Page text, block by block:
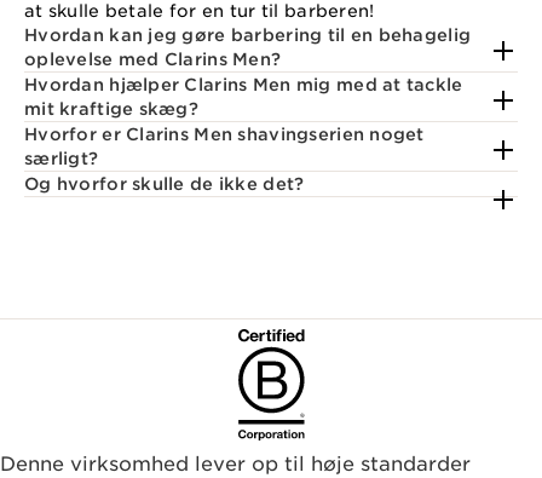
at skulle betale for en tur til barberen!
Hvordan kan jeg gøre barbering til en behagelig
oplevelse med Clarins Men?
Hvordan hjælper Clarins Men mig med at tackle
mit kraftige skæg?
Hvorfor er Clarins Men shavingserien noget
særligt?
Og hvorfor skulle de ikke det?
Denne virksomhed lever op til høje standarder